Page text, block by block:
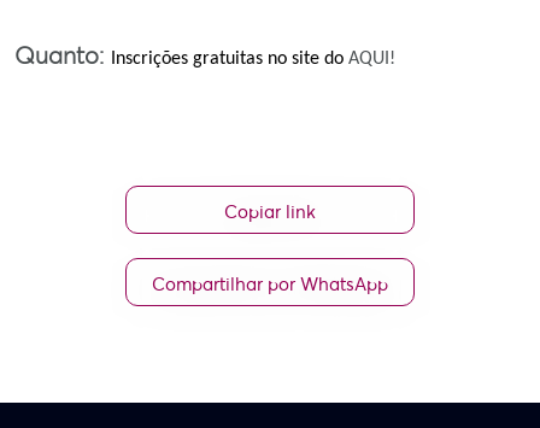
Quanto: Inscrições gratuitas no site do AQUI!
Copiar link
Compartilhar por WhatsApp